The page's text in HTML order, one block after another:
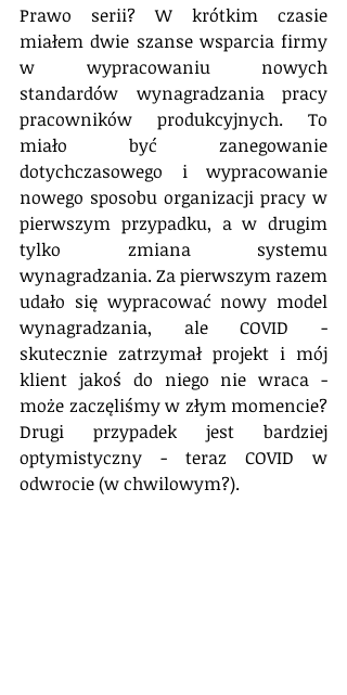
Prawo serii? W krótkim czasie
miałem dwie szanse wsparcia firmy
w wypracowaniu nowych
standardów wynagradzania pracy
pracowników produkcyjnych. To
miało być zanegowanie
dotychczasowego i wypracowanie
nowego sposobu organizacji pracy w
pierwszym przypadku, a w drugim
tylko zmiana systemu
wynagradzania. Za pierwszym razem
udało się wypracować nowy model
wynagradzania, ale COVID -
skutecznie zatrzymał projekt i mój
klient jakoś do niego nie wraca -
może zaczęliśmy w złym momencie?
Drugi przypadek jest bardziej
optymistyczny - teraz COVID w
odwrocie (w chwilowym?).